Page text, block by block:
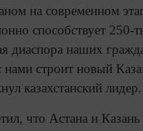
на современном
способствует 250-
диаспора наших
нами строит новый
казахстанский лидер.
что Астана и Казань